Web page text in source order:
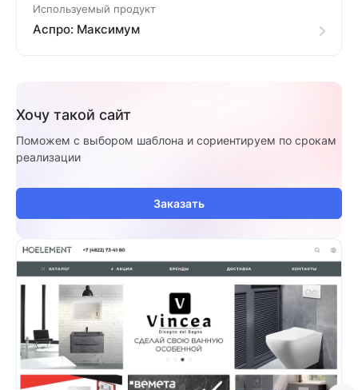
Используемый продукт
Аспро: Максимум
Хочу такой сайт
Поможем с выбором шаблона и сориентируем по срокам
реализации
Заказать